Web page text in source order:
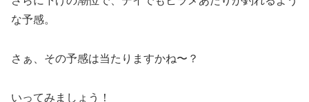
な予感。
さぁ、その予感は当たりますかね〜？
いってみましょう！